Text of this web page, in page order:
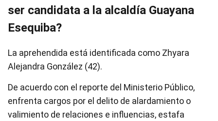
ser candidata a la alcaldía Guayana
Esequiba?
La aprehendida está identificada como Zhyara
Alejandra González (42).
De acuerdo con el reporte del Ministerio Público,
enfrenta cargos por el delito de alardamiento o
valimiento de relaciones e influencias, estafa